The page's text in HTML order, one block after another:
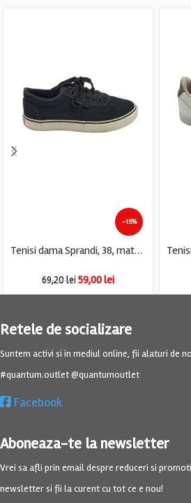
-15%
Tenisi dama Sprandi, 38, material textil, negru
69,20lei59,00lei
Retele de socializare
Suntem activi si in mediul online, fii alaturi de
#quantum.outlet @quantumoutlet
Facebook
Aboneaza-te la newsletter
Vrei sa afli prin email despre reduceri si
newsletter si fii la curent cu tot ce e nou!